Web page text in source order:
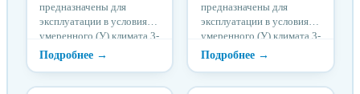
предназначены для
эксплуатации в условиях
умеренного (У) климата 3-
й категории размещения
по ГОСТ 15150 при
предназначены для
эксплуатации в условиях
умеренного (У) климата 3-
й категории размещения
по ГОСТ 15150 при